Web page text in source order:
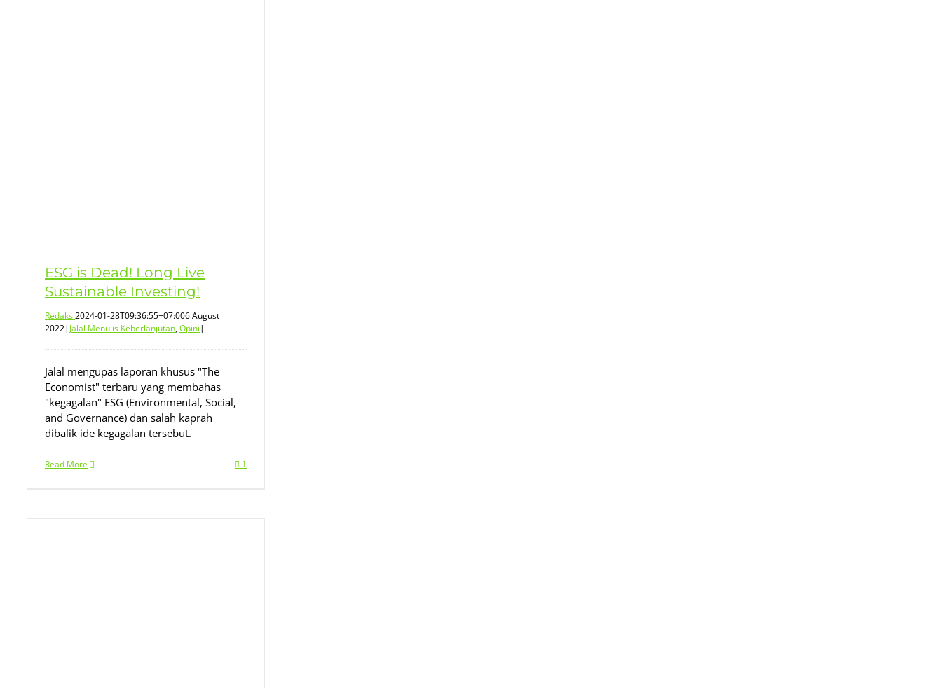
ESG is Dead! Long Live
Sustainable Investing!
Redaksi2024-01-28T09:36:55+07:006 August
2022| Jalal Menulis Keberlanjutan,Opini|
Jalal mengupas laporan khusus "The
Economist" terbaru yang membahas
"kegagalan" ESG (Environmental, Social,
and Governance) dan salah kaprah
dibalik ide kegagalan tersebut.
Read More 1